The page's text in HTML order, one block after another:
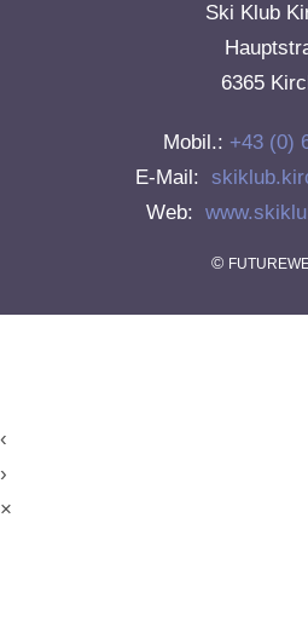
Ski Klub
6365
Mobil.: +43 (0)
E-Mail:
Web:
©
‹
›
×